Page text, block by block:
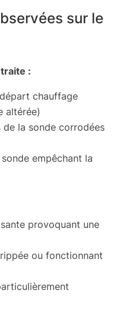
sur le
:
chauffage
altérée)
la sonde corrodées
empêchant la
provoquant une
ou fonctionnant